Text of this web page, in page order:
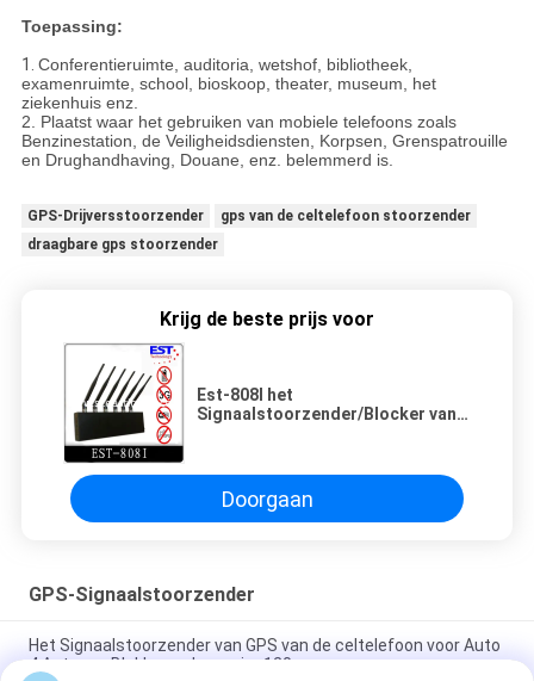
Toepassing:
1. Conferentieruimte, auditoria, wetshof, bibliotheek,
examenruimte, school, bioskoop, theater, museum, het
ziekenhuis enz.
2. Plaatst waar het gebruiken van mobiele telefoons zoals
Benzinestation, de Veiligheidsdiensten, Korpsen, Grenspatrouille
en Drughandhaving, Douane, enz. belemmerd is.
GPS-Drijversstoorzender
gps van de celtelefoon stoorzender
draagbare gps stoorzender
Krijg de beste prijs voor
Est-808I het
Signaalstoorzender/Blocker van
Doorgaan
GPS-Signaalstoorzender
Het Signaalstoorzender van GPS van de celtelefoon voor Auto
4 Antenne Blokkerende waaier 120m